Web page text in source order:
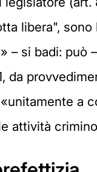
libera",
si badi: può
da
a
attività